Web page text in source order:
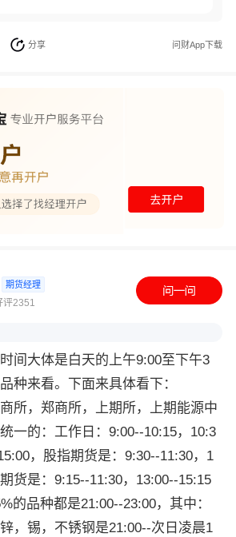
分享 问财App下载
期货经理
评2351
间大体是白天的上午9:00至下午3
种来看。下面来具体看下：
，郑商所，上期所，上期能源中
一的：工作日：9:00--10:15，10:3
，股指期货是：9:30--11:30，1
货是：9:15--11:30，13:00--15:15
品种都是21:00--23:00，其中：
，锡，不锈钢是21:00--次日凌晨1